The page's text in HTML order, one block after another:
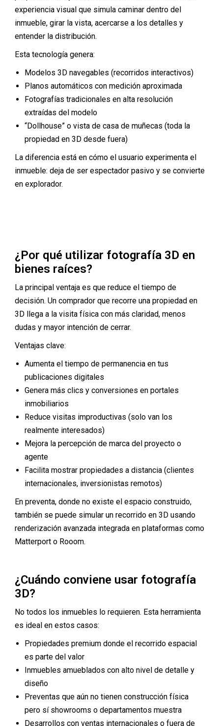
experiencia visual que simula caminar dentro del
inmueble, girar la vista, acercarse a los detalles y
entender la distribución.
Esta tecnología genera:
Modelos 3D navegables (recorridos interactivos)
Planos automáticos con medición aproximada
Fotografías tradicionales en alta resolución
extraídas del modelo
“Dollhouse” o vista de casa de muñecas (toda la
propiedad en 3D desde fuera)
La diferencia está en cómo el usuario experimenta el
inmueble: deja de ser espectador pasivo y se convierte
en explorador.
¿Por qué utilizar fotografía 3D en
bienes raíces?
La principal ventaja es que reduce el tiempo de
decisión. Un comprador que recorre una propiedad en
3D llega a la visita física con más claridad, menos
dudas y mayor intención de cerrar.
Ventajas clave:
Aumenta el tiempo de permanencia en tus
publicaciones digitales
Genera más clics y conversiones en portales
inmobiliarios
Reduce visitas improductivas (solo van los
realmente interesados)
Mejora la percepción de marca del proyecto o
agente
Facilita mostrar propiedades a distancia (clientes
internacionales, inversionistas remotos)
En preventa, donde no existe el espacio construido,
también se puede simular un recorrido en 3D usando
renderización avanzada integrada en plataformas como
Matterport o Rooom.
¿Cuándo conviene usar fotografía
3D?
No todos los inmuebles lo requieren. Esta herramienta
es ideal en estos casos:
Propiedades premium donde el recorrido espacial
es parte del valor
Inmuebles amueblados con alto nivel de detalle y
diseño
Preventas que aún no tienen construcción física
pero sí showrooms o departamentos muestra
Desarrollos con ventas internacionales o fuera de